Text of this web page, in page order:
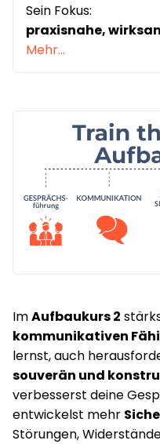
Sein Fokus:
praxisnahe,
Mehr...
ImAufbaukurs 2
kommunikativen
lernst, auch
souverän und
verbesserst deine
entwickelst mehr
Störungen,